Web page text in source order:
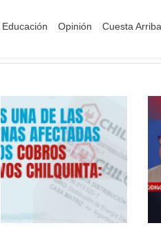
Educación Opinión Cuesta Arriba